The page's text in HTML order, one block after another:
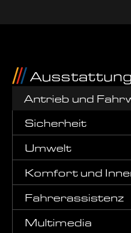
Ausstattung
Antrieb und
Sicherheit
Umwelt
Komfort und
Fahrerassistenz
Multimedia